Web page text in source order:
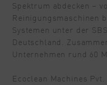
Spektrum abdecken –
Reinigungsmaschinen
Systemen unter der
Deutschland.
Unternehmen rund 60
Ecoclean Machines